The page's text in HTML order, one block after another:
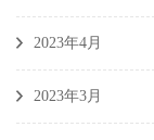
2023年4月
2023年3月